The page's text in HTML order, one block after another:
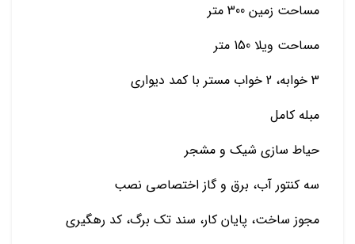
مساحت زمین 300 متر
مساحت ویلا 150 متر
3 خوابه، 2 خواب مستر با کمد دیواری
مبله کامل
حیاط سازی شیک و مشجر
سه کنتور آب، برق و گاز اختصاصی نصب
مجوز ساخت، پایان کار، سند تک برگ، کد رهگیری